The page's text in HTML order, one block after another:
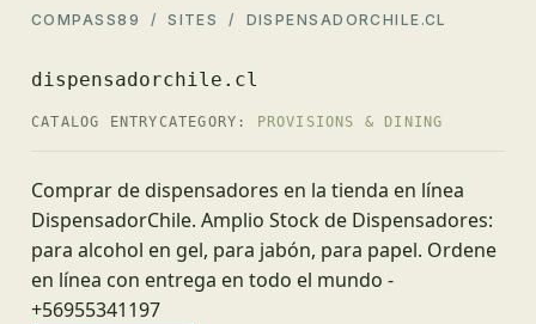
COMPASS89 /SITES / DISPENSADORCHILE.CL
dispensadorchile.cl
CATALOG ENTRY CATEGORY: PROVISIONS & DINING
Сomprar de dispensadores en la tienda en línea
DispensadorChile. Amplio Stock de Dispensadores:
para alcohol en gel, para jabón, para papel. Ordene
en línea con entrega en todo el mundo -
+56955341197